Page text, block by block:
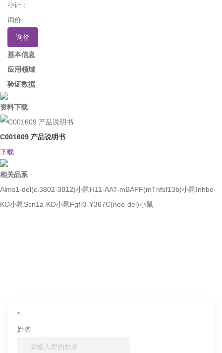
小计：
询价
询价
基本信息
应用领域
验证数据
资料下载
C001609 产品说明书
下载
相关品系
Alms1-del(c.3802-3812)小鼠H11-AAT-mBAFF(mTnfsf13b)小鼠Inhbe-
KO小鼠Scn1a-KO小鼠Fgfr3-Y367C(neo-del)小鼠
*
姓名